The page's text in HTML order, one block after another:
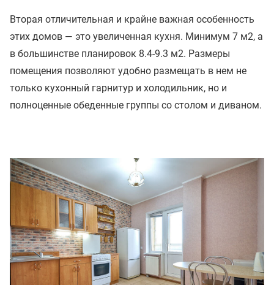
Вторая отличительная и крайне важная особенность
этих домов — это увеличенная кухня. Минимум 7 м2, а
в большинстве планировок 8.4-9.3 м2. Размеры
помещения позволяют удобно размещать в нем не
только кухонный гарнитур и холодильник, но и
полноценные обеденные группы со столом и диваном.